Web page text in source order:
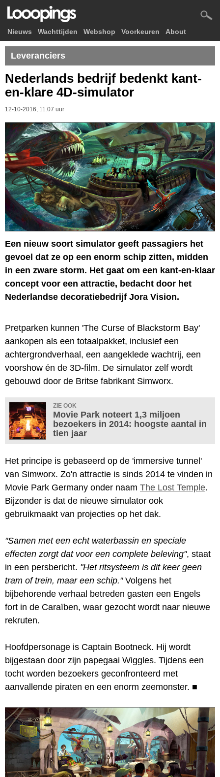
Nieuws Wachttijden Webshop Voorkeuren About
Leveranciers
Nederlands bedrijf bedenkt kant-
en-klare 4D-simulator
12-10-2016, 11.07 uur
Een nieuw soort simulator geeft passagiers het
gevoel dat ze op een enorm schip zitten, midden
in een zware storm. Het gaat om een kant-en-klaar
concept voor een attractie, bedacht door het
Nederlandse decoratiebedrijf Jora Vision.
Pretparken kunnen 'The Curse of Blackstorm Bay'
aankopen als een totaalpakket, inclusief een
achtergrondverhaal, een aangeklede wachtrij, een
voorshow én de 3D-film. De simulator zelf wordt
gebouwd door de Britse fabrikant Simworx.
ZIE OOK
Movie Park noteert 1,3 miljoen
bezoekers in 2014: hoogste aantal in
tien jaar
Het principe is gebaseerd op de 'immersive tunnel'
van Simworx. Zo'n attractie is sinds 2014 te vinden in
Movie Park Germany onder naam The Lost Temple.
Bijzonder is dat de nieuwe simulator ook
gebruikmaakt van projecties op het dak.
"Samen met een echt waterbassin en speciale
effecten zorgt dat voor een complete beleving", staat
in een persbericht. "Het ritsysteem is dit keer geen
tram of trein, maar een schip."Volgens het
bijbehorende verhaal betreden gasten een Engels
fort in de Caraïben, waar gezocht wordt naar nieuwe
rekruten.
Hoofdpersonage is Captain Bootneck. Hij wordt
bijgestaan door zijn papegaai Wiggles. Tijdens een
tocht worden bezoekers geconfronteerd met
aanvallende piraten en een enorm zeemonster. ■